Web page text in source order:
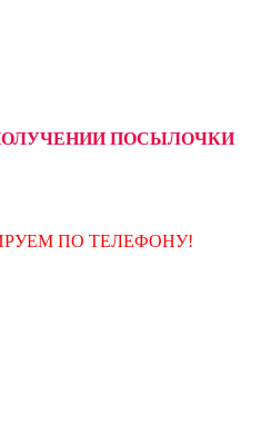
ПОСЫЛОЧКИ
ПО ТЕЛЕФОНУ!